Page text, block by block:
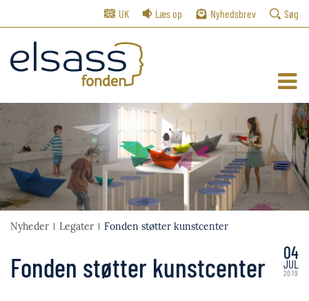
UK Læs op Nyhedsbrev Søg
Nyheder Legater Fonden støtter kunstcenter
Fonden støtter kunstcenter 04
JUL
2019